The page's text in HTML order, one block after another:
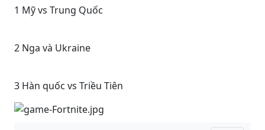
1 Mỹ vs Trung Quốc
2 Nga và Ukraine
3 Hàn quốc vs Triều Tiên